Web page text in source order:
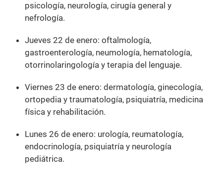
psicología, neurología, cirugía general y
nefrología.
Jueves 22 de enero: oftalmología,
gastroenterología, neumología, hematología,
otorrinolaringología y terapia del lenguaje.
Viernes 23 de enero: dermatología, ginecología,
ortopedia y traumatología, psiquiatría, medicina
física y rehabilitación.
Lunes 26 de enero: urología, reumatología,
endocrinología, psiquiatría y neurología
pediátrica.